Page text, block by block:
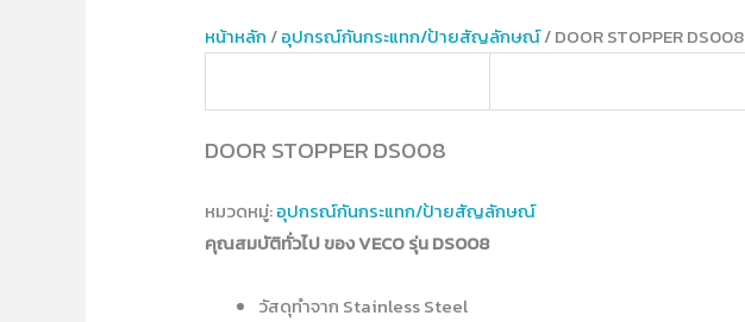
หน้าหลัก /อุปกรณ์​กันกระแทก/ป้ายสัญลักษณ์/ DOOR STOPPER DS008
DOOR STOPPER DS008
หมวดหมู่:อุปกรณ์​กันกระแทก/ป้ายสัญลักษณ์
คุณสมบัติทั่วไป ของ VECO รุ่น DS008
วัสดุทำจาก Stainless Steel